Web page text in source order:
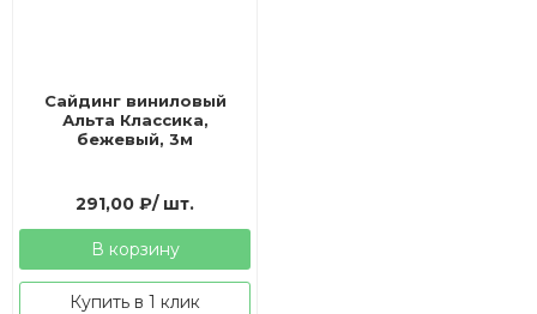
Сайдинг виниловый
Альта Классика,
бежевый, 3м
291,00₽/ шт.
В корзину
Купить в 1 клик